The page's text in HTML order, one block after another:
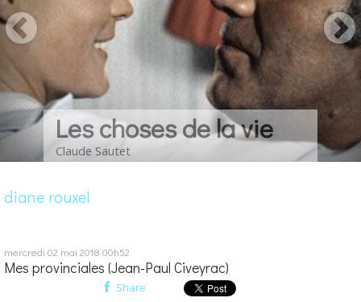
Les choses de la vie
Claude Sautet
diane rouxel
mercredi 02 mai 2018 00h52
Mes provinciales (Jean-Paul Civeyrac)
Share